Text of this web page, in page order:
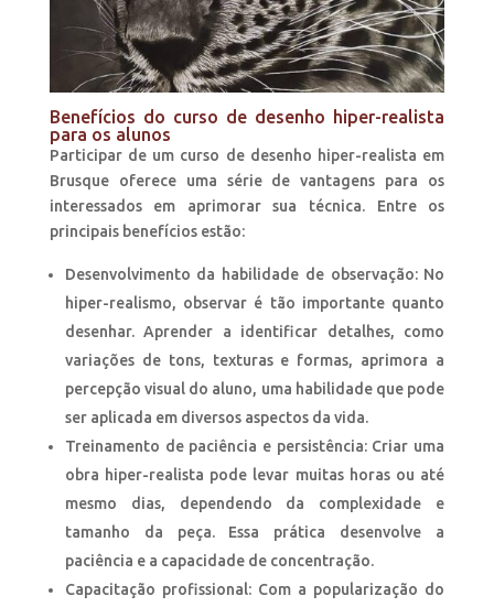
Benefícios do curso de desenho hiper-realista
para os alunos
Participar de um curso de desenho hiper-realista em
Brusque oferece uma série de vantagens para os
interessados em aprimorar sua técnica. Entre os
principais benefícios estão:
Desenvolvimento da habilidade de observação: No
hiper-realismo, observar é tão importante quanto
desenhar. Aprender a identificar detalhes, como
variações de tons, texturas e formas, aprimora a
percepção visual do aluno, uma habilidade que pode
ser aplicada em diversos aspectos da vida.
Treinamento de paciência e persistência: Criar uma
obra hiper-realista pode levar muitas horas ou até
mesmo dias, dependendo da complexidade e
tamanho da peça. Essa prática desenvolve a
paciência e a capacidade de concentração.
Capacitação profissional: Com a popularização do